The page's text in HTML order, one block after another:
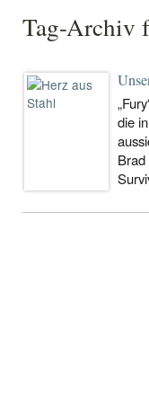
Tag-Archiv
die
Brad